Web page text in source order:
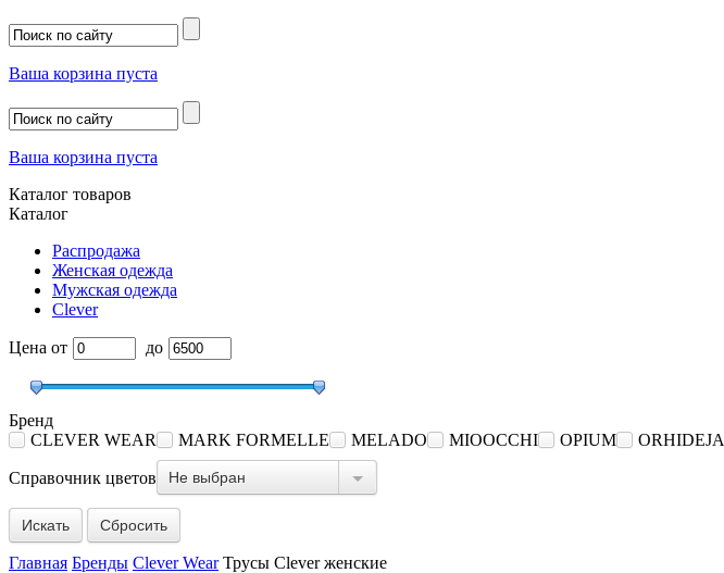
Ваша корзина пуста
Ваша корзина пуста
Каталог товаров
Каталог
Распродажа
Женская одежда
Мужская одежда
Clever
Цена от до
Бренд
CLEVER WEAR
MARK FORMELLE MELADO MIOOCCHI OPIUM ORHIDEJA
Справочник цветов Не выбран
Сбросить
Главная Бренды Clever Wear Трусы Clever женские